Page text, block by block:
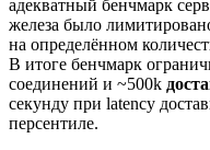
адекватный бенчмарк
железа было
на определённом
В итоге бенчмарк
соединений и ~500k
секунду при latency
персентиле.